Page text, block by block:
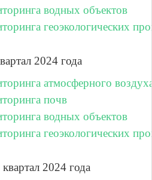
водных объектов
геоэкологических
2024 года
атмосферного
почв
водных объектов
геоэкологических
2024 года